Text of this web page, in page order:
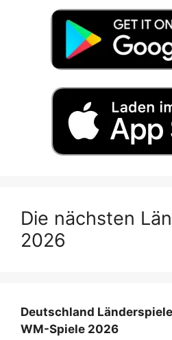
Die nächsten
2026
Deutschland
WM-Spiele 2026